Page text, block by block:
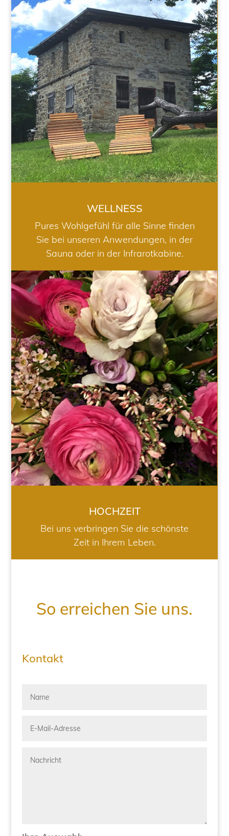
WELLNESS
WELLNESS
Pures Wohlgefühl für alle Sinne finden
Sie bei unseren Anwendungen, in der
Sauna oder in der Infrarotkabine.
HOCHZEIT
HOCHZEIT
Bei uns verbringen Sie die schönste
Zeit in Ihrem Leben.
So erreichen Sie uns.
Kontakt